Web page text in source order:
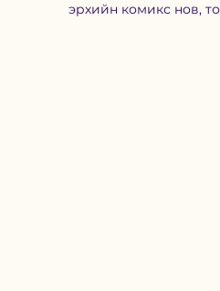
эрхийн комикс нов,